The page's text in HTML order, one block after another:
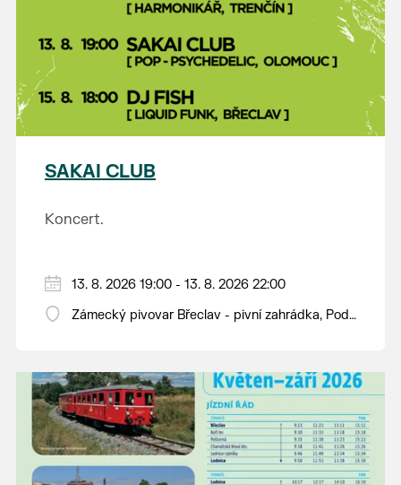
SAKAI CLUB
Koncert.
13. 8. 2026 19:00 - 13. 8. 2026 22:00
Zámecký pivovar Břeclav - pivní zahrádka, Pod